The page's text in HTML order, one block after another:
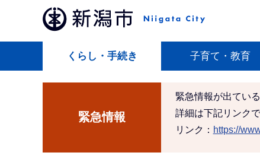
ペ
くらし・手続き 子育て・教育
緊急情報
緊急情報が出てい
詳細は下記リンク
リンク： https://